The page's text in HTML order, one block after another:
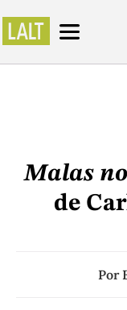
Malas
de
Por